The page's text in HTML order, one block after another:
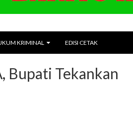
KRIMINAL EDISI CETAK
Bupati Tekankan